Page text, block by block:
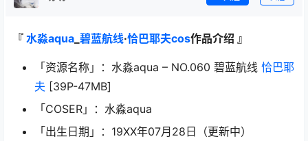
『 水淼aqua 碧蓝航线·恰巴耶夫cos作品介绍 』
「资源名称」：水淼aqua – NO.060 碧蓝航线 恰巴耶
夫 [39P-47MB]
「COSER」：水淼aqua
「出生日期」：19XX年07月28日（更新中）